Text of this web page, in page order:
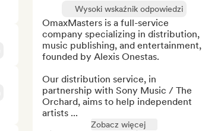
Wysoki wskaźnik odpowiedzi
OmaxMasters is a full-service
company specializing in distribution,
music publishing, and entertainment,
founded by Alexis Onestas.
Our distribution service, in
partnership with Sony Music / The
Orchard, aims to help independent
artists ...
Zobacz więcej